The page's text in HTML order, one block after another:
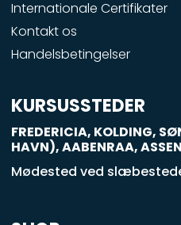
o
o
k
-
q
u
a
r
Internationale Certifikater
Kontakt os
Handelsbetingelser
KURSUSSTEDER
FREDERICIA, KOLDING,
HAVN), AABENRAA,
Mødested ved